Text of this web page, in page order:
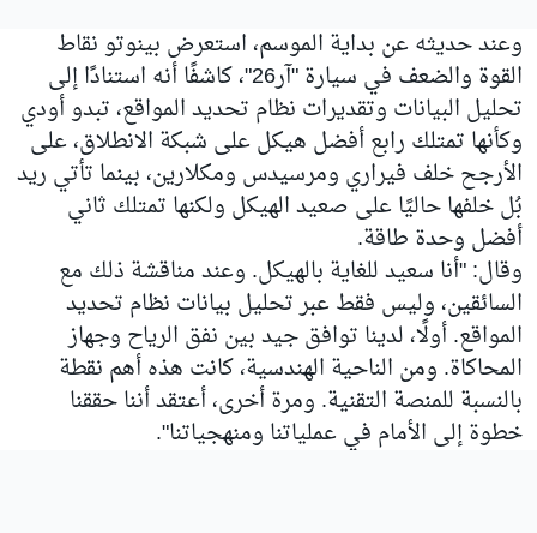
وعند حديثه عن بداية الموسم، استعرض بينوتو نقاط
القوة والضعف في سيارة "آر26"، كاشفًا أنه استنادًا إلى
تحليل البيانات وتقديرات نظام تحديد المواقع، تبدو أودي
وكأنها تمتلك رابع أفضل هيكل على شبكة الانطلاق، على
الأرجح خلف فيراري ومرسيدس ومكلارين، بينما تأتي ريد
بُل خلفها حاليًا على صعيد الهيكل ولكنها تمتلك ثاني
أفضل وحدة طاقة.
وقال: "أنا سعيد للغاية بالهيكل. وعند مناقشة ذلك مع
السائقين، وليس فقط عبر تحليل بيانات نظام تحديد
المواقع. أولًا، لدينا توافق جيد بين نفق الرياح وجهاز
المحاكاة. ومن الناحية الهندسية، كانت هذه أهم نقطة
بالنسبة للمنصة التقنية. ومرة أخرى، أعتقد أننا حققنا
خطوة إلى الأمام في عملياتنا ومنهجياتنا".